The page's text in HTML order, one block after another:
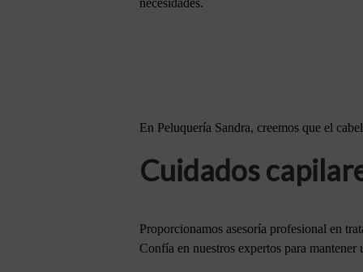
necesidades.
En Peluquería Sandra, creemos que el
Cuidados
Proporcionamos asesoría profesional en
Confía en nuestros expertos para